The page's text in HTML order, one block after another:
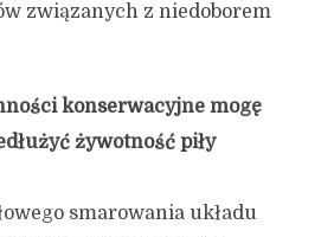
związanych z niedoborem
konserwacyjne mogę
żywotność piły
smarowania układu